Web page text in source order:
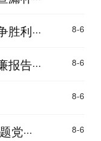
利··· 8-6
告··· 8-6
8-6
··· 8-6